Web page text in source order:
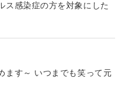
ス感染症の方を対象にした
ます～ いつまでも笑って元